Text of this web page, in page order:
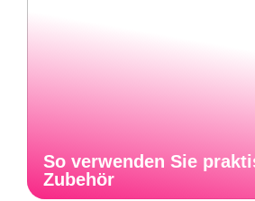
So verwenden Sie
Zubehör